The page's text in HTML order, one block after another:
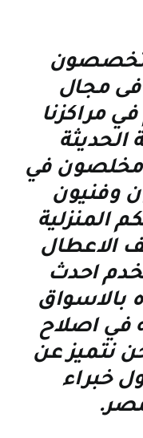
مجال
مراكزنا
الحديثة
مخلصون في
وفنيون
المنزلية
الاعطال
احدث
بالاسواق
في اصلاح
نتميز عن
خبراء
.